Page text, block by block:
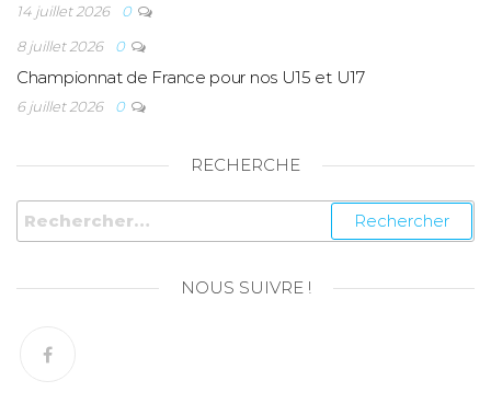
14 juillet 2026
0
8 juillet 2026
0
Championnat de France pour nos U15 et U17
6 juillet 2026 0
RECHERCHE
NOUS SUIVRE !